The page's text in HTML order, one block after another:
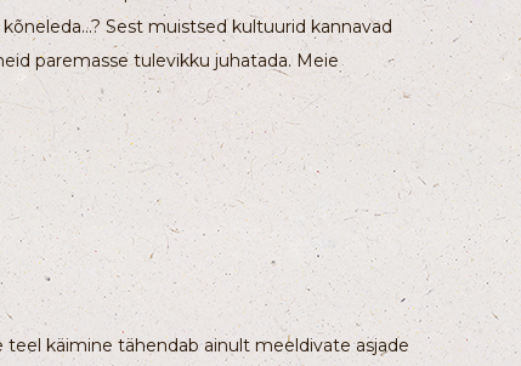
Sest muistsed kultuurid kannavad
paremasse tulevikku juhatada. Meie
teel käimine tähendab ainult meeldivate asjade